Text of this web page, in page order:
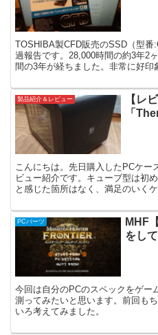
TOSHIBA製CFD販売のSSD（型番
過報告です。28,000時間の約3年2
間の3年が経ちました。非常に好印
製品紹介＆レビュー
【レ
「
こんにちは。先日購入したPCケー
ビュー紹介です。キューブ型は初
と感じた箇所はなく、満足のいくケ
PCパーツ
MHF
をし
今回は自分のPCのスペックをゲー
測ってみたいと思います。前回も
いろ考えてみました。